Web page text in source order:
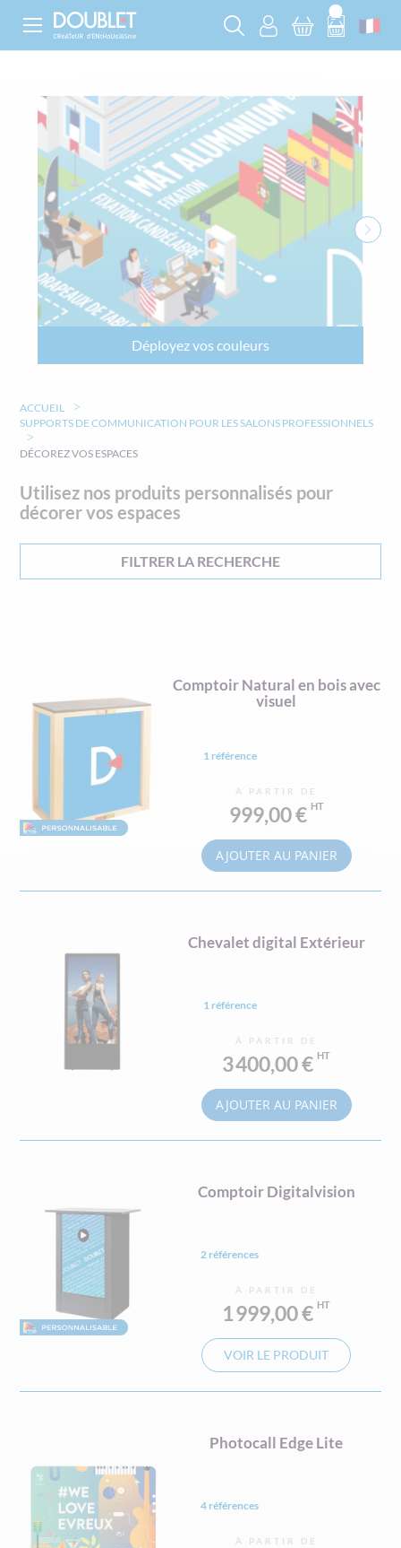
Déployez vos couleurs
Comptoir Natural en bois avec
visuel
1 référence
À PARTIR DE
999,00 €
AJOUTER AU PANIER
Chevalet digital Extérieur
1 référence
À PARTIR DE
3 400,00 €
AJOUTER AU PANIER
Comptoir Digitalvision
2 références
À PARTIR DE
1 999,00 €
VOIR LE PRODUIT
Photocall Edge Lite
4 références
À PARTIR DE
ACCUEIL
SUPPORTS DE COMMUNICATION POUR LES SALONS PROFESSIONNELS
DÉCOREZ VOS ESPACES
Utilisez nos produits personnalisés pour
décorer vos espaces
FILTRER LA RECHERCHE